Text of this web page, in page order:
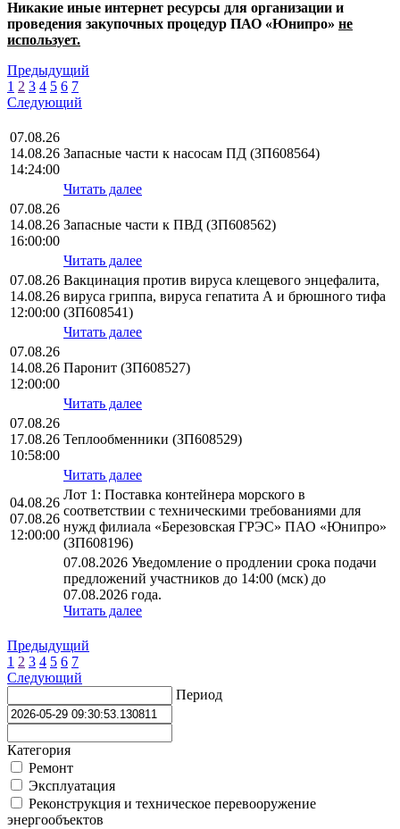
Никакие иные интернет ресурсы для организации и
проведения закупочных процедур ПАО «Юнипро» не
использует.
Предыдущий
1 2 3 4 5 6 7
Следующий
07.08.26
14.08.26
14:24:00
Запасные части к насосам ПД (ЗП608564)
Читать далее
07.08.26
14.08.26
16:00:00
Запасные части к ПВД (ЗП608562)
Читать далее
07.08.26
14.08.26
12:00:00
Вакцинация против вируса клещевого энцефалита,
вируса гриппа, вируса гепатита А и брюшного тифа
(ЗП608541)
Читать далее
07.08.26
14.08.26
12:00:00
Паронит (ЗП608527)
Читать далее
07.08.26
17.08.26
10:58:00
Теплообменники (ЗП608529)
Читать далее
04.08.26
07.08.26
12:00:00
Лот 1: Поставка контейнера морского в
соответствии с техническими требованиями для
нужд филиала «Березовская ГРЭС» ПАО «Юнипро»
(ЗП608196)
07.08.2026 Уведомление о продлении срока подачи
предложений участников до 14:00 (мск) до
07.08.2026 года.
Читать далее
Предыдущий
1 2 3 4 5 6 7
Следующий
Период
Категория
Ремонт
Эксплуатация
Реконструкция и техническое перевооружение
энергообъектов